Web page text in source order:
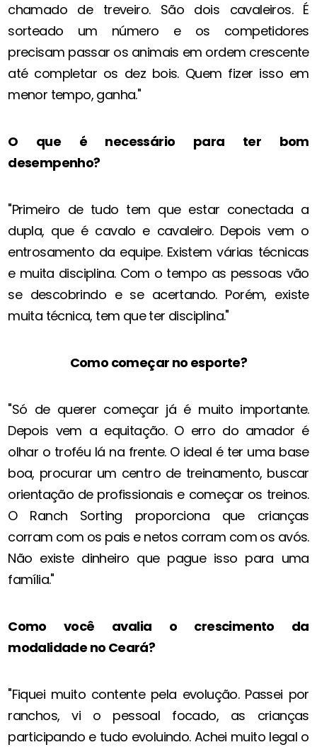
chamado de treveiro. São dois cavaleiros. É
sorteado um número e os competidores
precisam passar os animais em ordem crescente
até completar os dez bois. Quem fizer isso em
menor tempo, ganha."
O que é necessário para ter bom
desempenho?
"Primeiro de tudo tem que estar conectada a
dupla, que é cavalo e cavaleiro. Depois vem o
entrosamento da equipe. Existem várias técnicas
e muita disciplina. Com o tempo as pessoas vão
se descobrindo e se acertando. Porém, existe
muita técnica, tem que ter disciplina."
Como começar no esporte?
"Só de querer começar já é muito importante.
Depois vem a equitação. O erro do amador é
olhar o troféu lá na frente. O ideal é ter uma base
boa, procurar um centro de treinamento, buscar
orientação de profissionais e começar os treinos.
O Ranch Sorting proporciona que crianças
corram com os pais e netos corram com os avós.
Não existe dinheiro que pague isso para uma
família."
Como você avalia o crescimento da
modalidade no Ceará?
"Fiquei muito contente pela evolução. Passei por
ranchos, vi o pessoal focado, as crianças
participando e tudo evoluindo. Achei muito legal o